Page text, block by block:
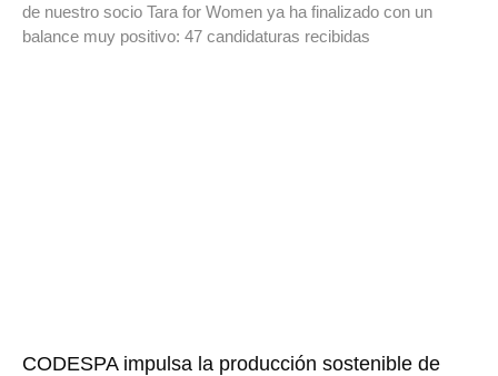
de nuestro socio Tara for Women ya ha finalizado con un
balance muy positivo: 47 candidaturas recibidas
CODESPA impulsa la producción sostenible de